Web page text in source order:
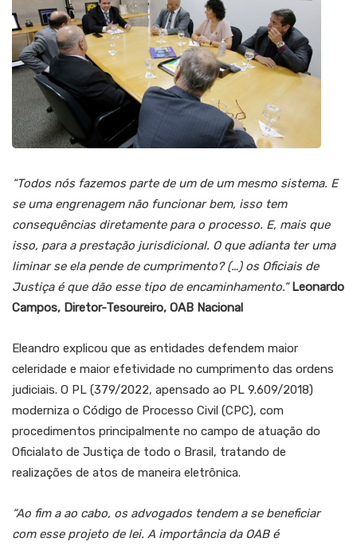
“Todos nós fazemos parte de um de um mesmo sistema. E
se uma engrenagem não funcionar bem, isso tem
consequências diretamente para o processo. E, mais que
isso, para a prestação jurisdicional. O que adianta ter uma
liminar se ela pende de cumprimento? (…) os Oficiais de
Justiça é que dão esse tipo de encaminhamento.” Leonardo
Campos, Diretor-Tesoureiro, OAB Nacional
Eleandro explicou que as entidades defendem maior
celeridade e maior efetividade no cumprimento das ordens
judiciais. O PL (379/2022, apensado ao PL 9.609/2018)
moderniza o Código de Processo Civil (CPC), com
procedimentos principalmente no campo de atuação do
Oficialato de Justiça de todo o Brasil, tratando de
realizações de atos de maneira eletrônica.
“Ao fim a ao cabo, os advogados tendem a se beneficiar
com esse projeto de lei. A importância da OAB é